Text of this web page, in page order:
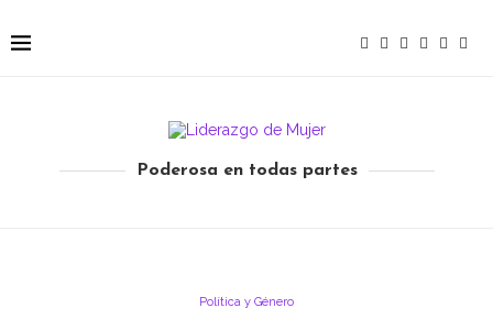
Poderosa en todas partes
Política y Género